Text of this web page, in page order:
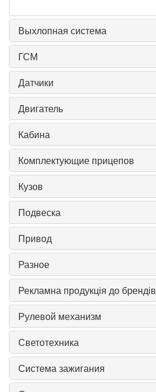
Выхлопная система
ГСМ
Датчики
Двигатель
Кабина
Комплектующие прицепов
Кузов
Подвеска
Привод
Разное
Рекламна продукція до брендів
Рулевой механизм
Светотехника
Система зажигания